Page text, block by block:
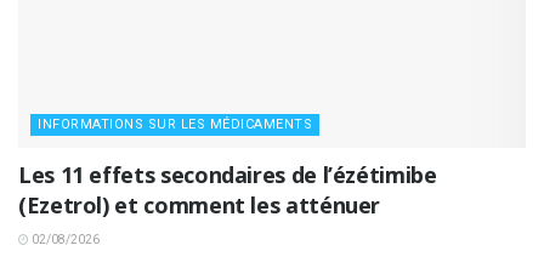
INFORMATIONS SUR LES MÉDICAMENTS
Les 11 effets secondaires de l’ézétimibe
(Ezetrol) et comment les atténuer
02/08/2026